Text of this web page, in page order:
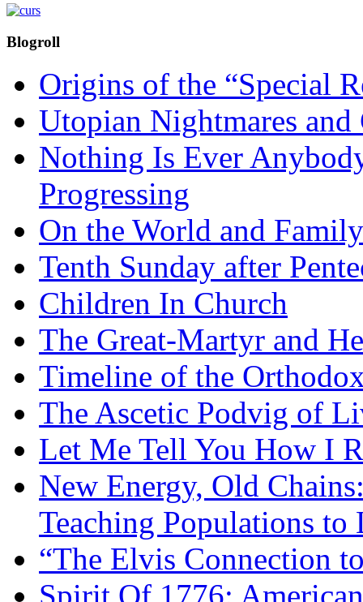
Blogroll
Origins of the “Special
Utopian Nightmares
Nothing Is Ever
Progressing
On the World and Family
Tenth Sunday after
Children In Church
The Great-Martyr and
Timeline of the
The Ascetic Podvig of
Let Me Tell You How I
New Energy, Old
Teaching Populations to
“The Elvis Connection